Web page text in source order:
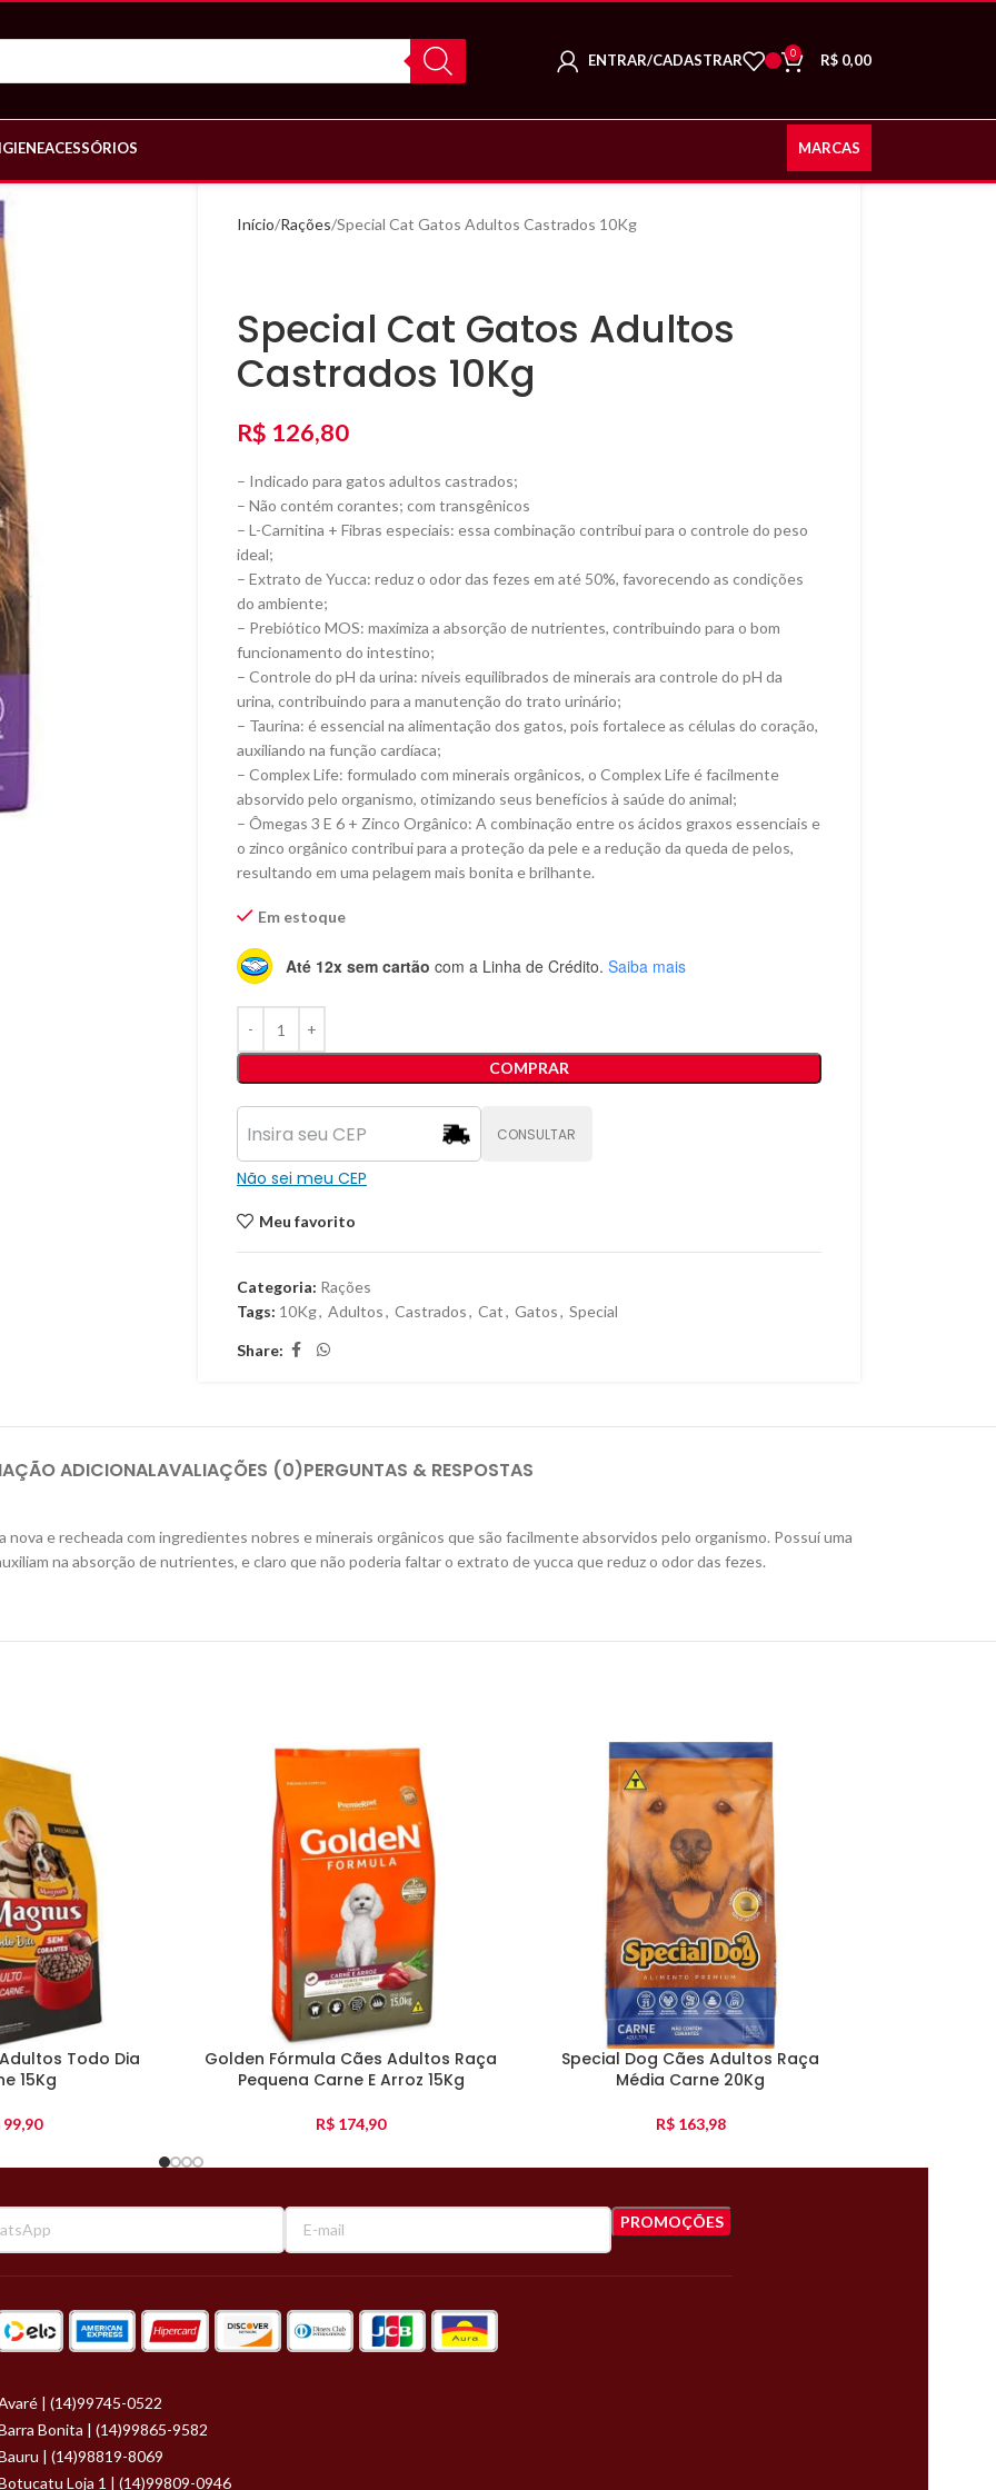
ENTRAR/CADASTRAR 0 R$ 0,00
ACESSÓRIOS MARCAS
Início Rações Special Cat Gatos Adultos Castrados 10Kg
Special Cat Gatos Adultos
Castrados 10Kg
R$ 126,80
– Indicado para gatos adultos castrados;
– Não contém corantes; com transgênicos
– L-Carnitina + Fibras especiais: essa combinação contribui para o controle do peso
ideal;
– Extrato de Yucca: reduz o odor das fezes em até 50%, favorecendo as condições
do ambiente;
– Prebiótico MOS: maximiza a absorção de nutrientes, contribuindo para o bom
funcionamento do intestino;
– Controle do pH da urina: níveis equilibrados de minerais ara controle do pH da
urina, contribuindo para a manutenção do trato urinário;
– Taurina: é essencial na alimentação dos gatos, pois fortalece as células do coração,
auxiliando na função cardíaca;
– Complex Life: formulado com minerais orgânicos, o Complex Life é facilmente
absorvido pelo organismo, otimizando seus benefícios à saúde do animal;
– Ômegas 3 E 6 + Zinco Orgânico: A combinação entre os ácidos graxos essenciais e
o zinco orgânico contribui para a proteção da pele e a redução da queda de pelos,
resultando em uma pelagem mais bonita e brilhante.
Em estoque
Até 12x sem cartão com a Linha de Crédito. Saiba mais
COMPRAR
CONSULTAR
Não sei meu CEP
Meu favorito
Categoria: Rações
Tags: 10Kg, Adultos, Castrados, Cat, Gatos, Special
Share:
ADICIONALAVALIAÇÕES (0)PERGUNTAS & RESPOSTAS
e recheada com ingredientes nobres e minerais orgânicos que são facilmente absorvidos pelo organismo. Possuí uma
na absorção de nutrientes, e claro que não poderia faltar o extrato de yucca que reduz o odor das fezes.
Todo Dia
15Kg
99,90
Golden Fórmula Cães Adultos Raça
Pequena Carne E Arroz 15Kg
R$ 174,90
Special Dog Cães Adultos Raça
Média Carne 20Kg
R$163,98
| (14)99745-0522
Bonita | (14)99865-9582
| (14)98819-8069
Loja 1 | (14)99809-0946